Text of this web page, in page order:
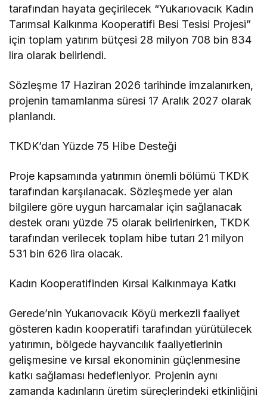
tarafından hayata geçirilecek “Yukarıovacık Kadın
Tarımsal Kalkınma Kooperatifi Besi Tesisi Projesi”
için toplam yatırım bütçesi 28 milyon 708 bin 834
lira olarak belirlendi.
Sözleşme 17 Haziran 2026 tarihinde imzalanırken,
projenin tamamlanma süresi 17 Aralık 2027 olarak
planlandı.
TKDK’dan Yüzde 75 Hibe Desteği
Proje kapsamında yatırımın önemli bölümü TKDK
tarafından karşılanacak. Sözleşmede yer alan
bilgilere göre uygun harcamalar için sağlanacak
destek oranı yüzde 75 olarak belirlenirken, TKDK
tarafından verilecek toplam hibe tutarı 21 milyon
531 bin 626 lira olacak.
Kadın Kooperatifinden Kırsal Kalkınmaya Katkı
Gerede’nin Yukarıovacık Köyü merkezli faaliyet
gösteren kadın kooperatifi tarafından yürütülecek
yatırımın, bölgede hayvancılık faaliyetlerinin
gelişmesine ve kırsal ekonominin güçlenmesine
katkı sağlaması hedefleniyor. Projenin aynı
zamanda kadınların üretim süreçlerindeki etkinliğini